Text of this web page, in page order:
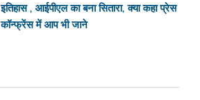
इतिहास , आईपीएल का बना सितारा, क्या कहा प्रेस
कॉन्फ्रेंस में आप भी जाने